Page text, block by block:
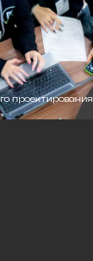
проектирования